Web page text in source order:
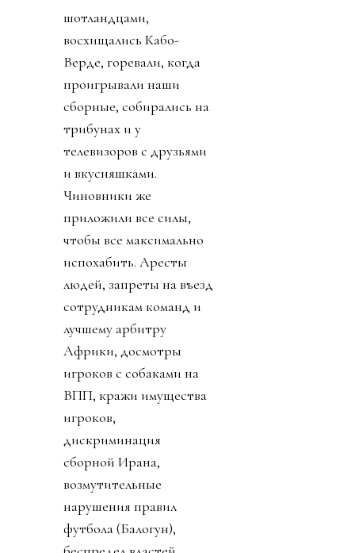
Чемпионат мира по
футболу завершен.
Люди сделали его
прекрасным
праздником
человечества и спорта.
Мы гребли с
норвежцами, выпивали
все пиво в Бостоне с
шотландцами,
восхищались Кабо-
Верде, горевали, когда
проигрывали наши
сборные, собирались на
трибунах и у
телевизоров с друзьями
и вкусняшками.
Чиновники же
приложили все силы,
чтобы все максимально
испохабить. Аресты
людей, запреты на въезд
сотрудникам команд и
лучшему арбитру